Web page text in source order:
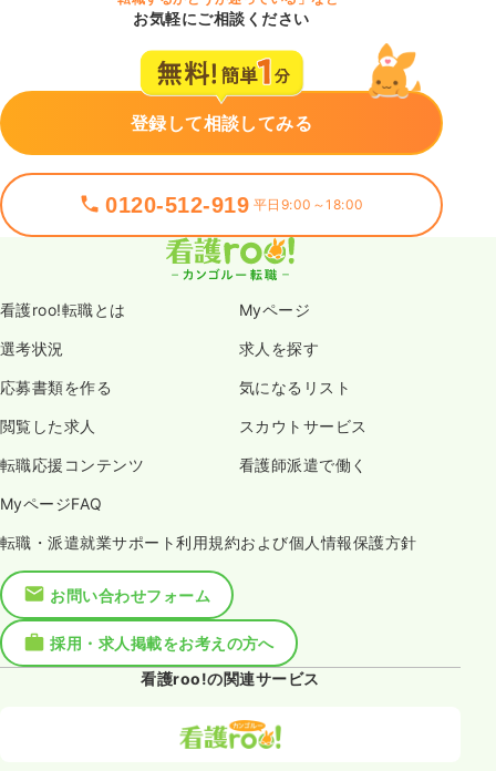
お気軽にご相談ください
登録して相談してみる
0120-512-919 平日9:00～18:00
看護roo!転職とは Myページ
選考状況 求人を探す
応募書類を作る 気になるリスト
閲覧した求人 スカウトサービス
転職応援コンテンツ 看護師派遣で働く
MyページFAQ
転職・派遣就業サポート利用規約および個人情報保護方針
お問い合わせフォーム
採用・求人掲載をお考えの方へ
看護roo!の関連サービス